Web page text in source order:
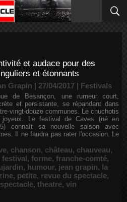
et audace pour des
et étonnants
Grapin | 27/04/2017 | Festivals
de Besançon, une rumeur court,
et persistante, se répandant dans
vingt-douze communes. Le chuchotis
joyeux. Le festival de Caves (né en
connaît sa nouvelle saison avec
Il ne faudra pas rater l'occasion. Le
, chanson, château, chauveau,
festival, forme, franche-comté,
, humour, jean grapin, la
, petite, revue du spectacle,
spectacle, theatre, vin